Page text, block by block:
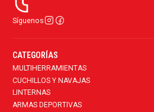
Síguenos
CATEGORÍAS
MULTIHERRAMIENTAS
CUCHILLOS Y NAVAJAS
LINTERNAS
ARMAS DEPORTIVAS